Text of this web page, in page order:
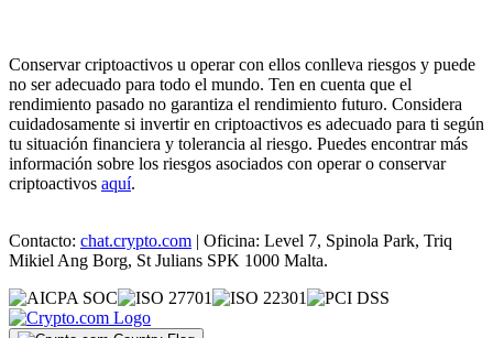
Conservar criptoactivos u operar con ellos conlleva riesgos y puede
no ser adecuado para todo el mundo. Ten en cuenta que el
rendimiento pasado no garantiza el rendimiento futuro. Considera
cuidadosamente si invertir en criptoactivos es adecuado para ti según
tu situación financiera y tolerancia al riesgo. Puedes encontrar más
información sobre los riesgos asociados con operar o conservar
criptoactivos aquí.
Contacto: chat.crypto.com | Oficina: Level 7, Spinola Park, Triq
Mikiel Ang Borg, St Julians SPK 1000 Malta.